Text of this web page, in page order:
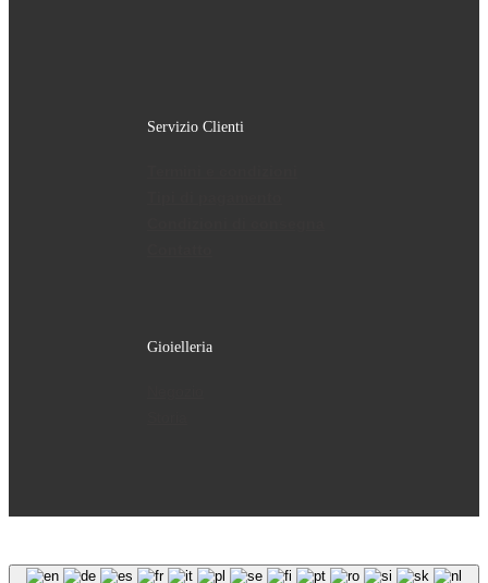
Servizio Clienti
Gioielleria